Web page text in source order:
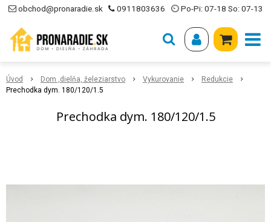
obchod@pronaradie.sk 0911803636 ⏲ Po-Pi: 07-18 So: 07-13
Úvod Dom ,dielňa, železiarstvo Vykurovanie
Redukcie
Prechodka dym. 180/120/1.5
Prechodka dym. 180/120/1.5